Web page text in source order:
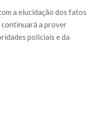
a elucidação dos fatos
continuará a prover
policiais e da